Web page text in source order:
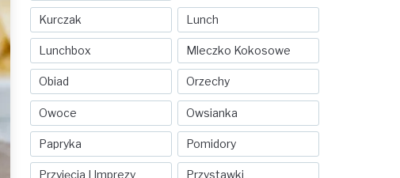
Kurczak Lunch
Lunchbox Mleczko Kokosowe
Obiad Orzechy
Owoce Owsianka
Papryka Pomidory
Przyjęcia I Imprezy Przystawki